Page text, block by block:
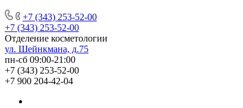
+7 (343) 253-52-00
+7 (343) 253-52-00
Отделение косметологии
ул. Шейнкмана, д.75
пн-сб 09:00-21:00
+7 (343) 253-52-00
+7 900 204-42-04